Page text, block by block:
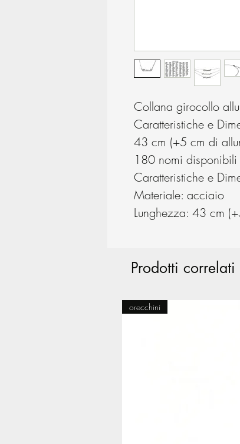
Collana girocollo
Caratteristiche e
43 cm (+5 cm di
180 nomi
Caratteristiche e
Materiale: acciaio
Lunghezza: 43 cm
Prodotti correlati
orecchini